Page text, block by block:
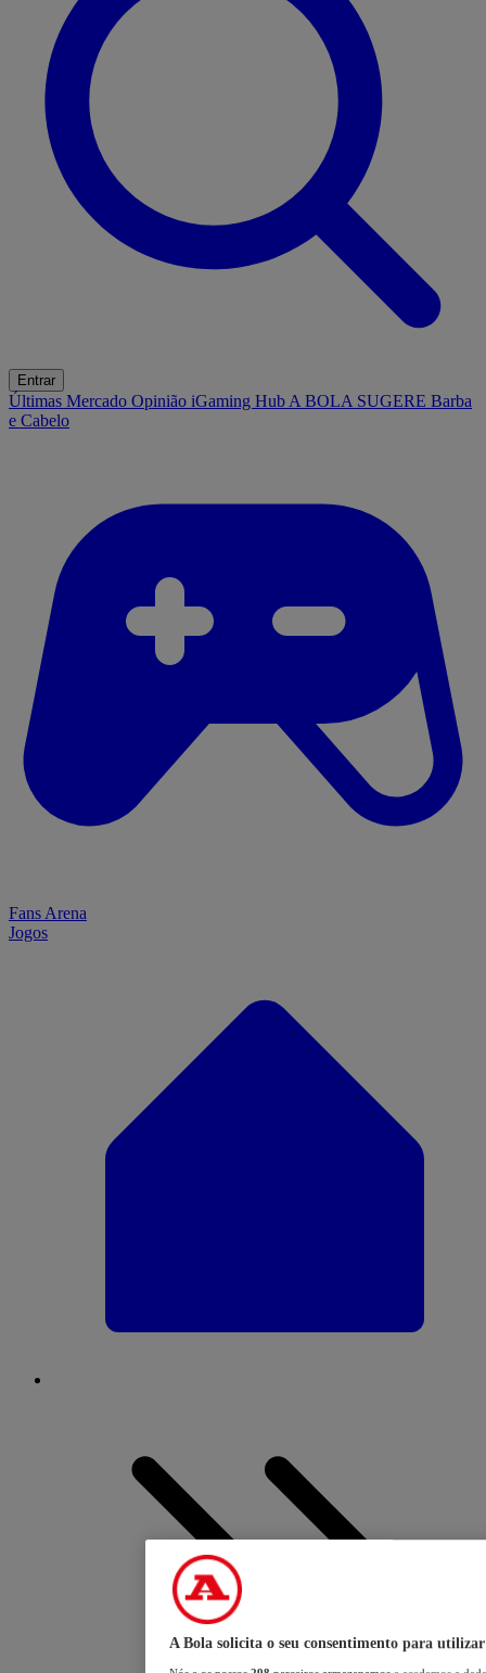
Entrar
Últimas Mercado Opinião iGaming Hub A BOLA SUGERE Barba
e Cabelo
Fans Arena
Jogos
A Bola solicita o seu consentimento para utilizar